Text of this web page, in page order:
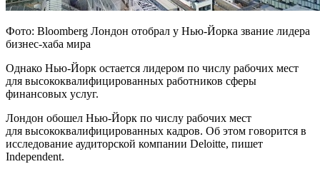
Фото: Bloomberg Лондон отобрал у Нью-Йорка звание лидера
бизнес-хаба мира
Однако Нью-Йорк остается лидером по числу рабочих мест
для высококвалифицированных работников сферы
финансовых услуг.
Лондон обошел Нью-Йорк по числу рабочих мест
для высококвалифицированных кадров. Об этом говорится в
исследование аудиторской компании Deloitte, пишет
Independent.